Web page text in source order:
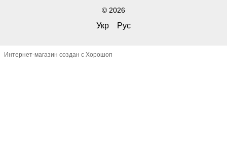
© 2026
Укр Рус
Интернет-магазин создан с Хорошоп